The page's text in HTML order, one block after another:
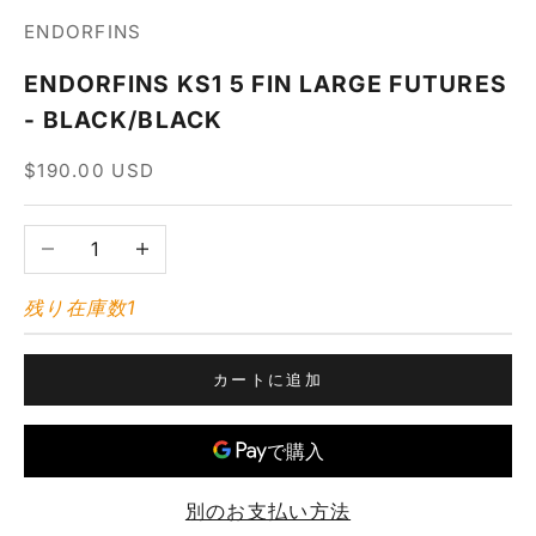
ENDORFINS
ENDORFINS KS1 5 FIN LARGE FUTURES
- BLACK/BLACK
セール価格
$190.00 USD
数量を減らす数量を増やす
残り在庫数1
カートに追加
別のお支払い方法